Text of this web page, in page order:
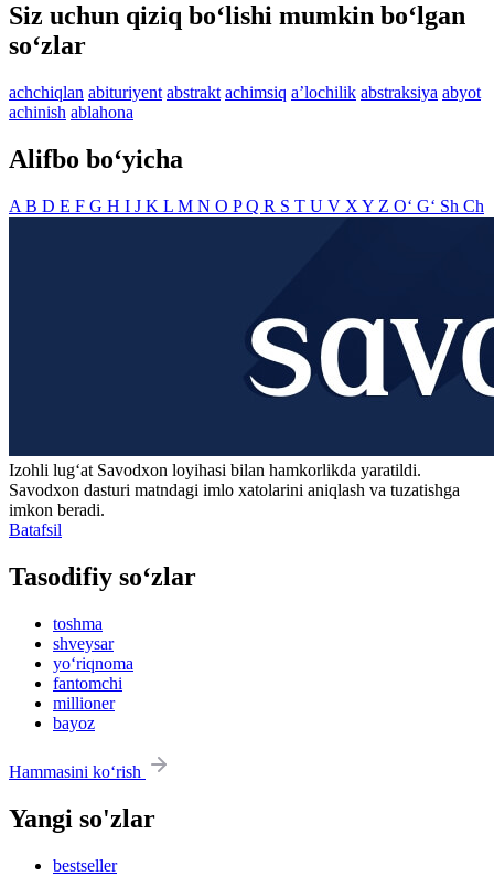
Siz uchun qiziq bo‘lishi mumkin bo‘lgan
so‘zlar
achchiqlan abituriyent abstrakt achimsiq aʼlochilik abstraksiya abyot
achinish ablahona
Alifbo bo‘yicha
A B D E F G H I J K L M N O PQ R S T U V X Y Z O‘ G‘ Sh Ch
Izohli lugʻat Savodxon loyihasi bilan hamkorlikda yaratildi.
Savodxon dasturi matndagi imlo xatolarini aniqlash va tuzatishga
imkon beradi.
Batafsil
Tasodifiy so‘zlar
toshma
shveysar
yo‘riqnoma
fantomchi
millioner
bayoz
Hammasini ko‘rish
Yangi so'zlar
bestseller